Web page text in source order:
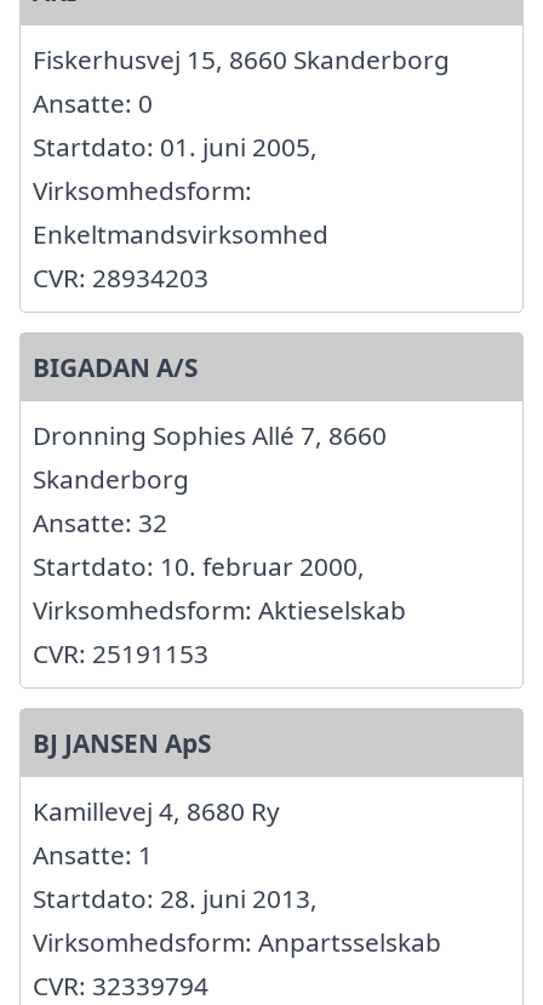
Fiskerhusvej 15, 8660 Skanderborg
Ansatte: 0
Startdato: 01. juni 2005,
Virksomhedsform:
Enkeltmandsvirksomhed
CVR: 28934203
BIGADAN A/S
Dronning Sophies Allé 7, 8660
Skanderborg
Ansatte: 32
Startdato: 10. februar 2000,
Virksomhedsform: Aktieselskab
CVR: 25191153
BJ JANSEN ApS
Kamillevej 4, 8680 Ry
Ansatte: 1
Startdato: 28. juni 2013,
Virksomhedsform: Anpartsselskab
CVR: 32339794